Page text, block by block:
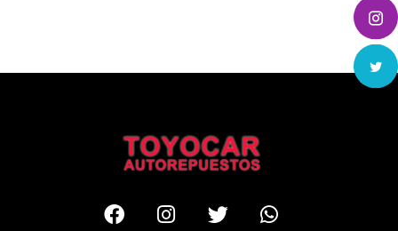
FacebookInstagram
TwitterWhatsapp